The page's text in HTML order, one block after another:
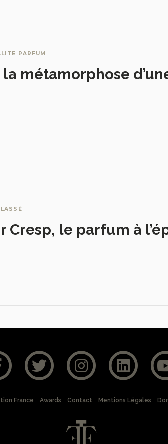
PARFUM
métamorphose
Cresp, le parfum à
France Awards Contact Mentions Légales